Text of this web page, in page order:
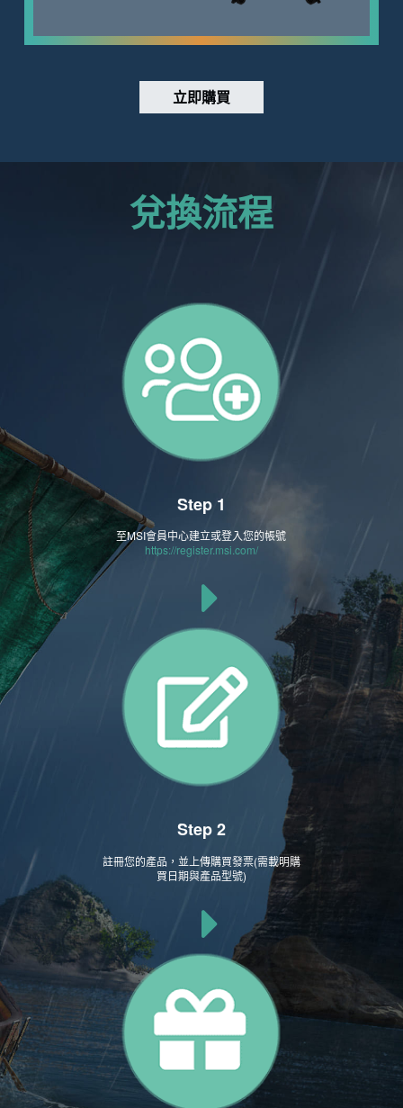
立即購買
兌換流程
Step 1
至MSI會員中心建立或登入您的帳號
https://register.msi.com/
Step 2
註冊您的產品，並上傳購買發票(需載明購
買日期與產品型號)